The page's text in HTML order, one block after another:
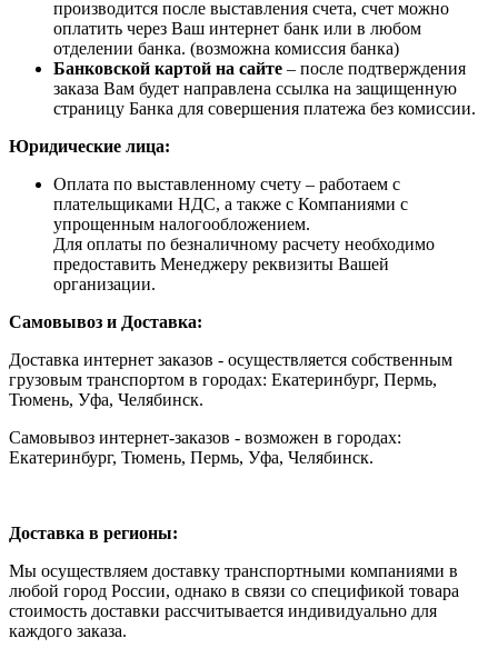
производится после выставления счета, счет можно
оплатить через Ваш интернет банк или в любом
отделении банка. (возможна комиссия банка)
Банковской картой на сайте – после подтверждения
заказа Вам будет направлена ссылка на защищенную
страницу Банка для совершения платежа без комиссии.
Юридические лица:
Оплата по выставленному счету – работаем с
плательщиками НДС, а также с Компаниями с
упрощенным налогообложением.
Для оплаты по безналичному расчету необходимо
предоставить Менеджеру реквизиты Вашей
организации.
Самовывоз и Доставка:
Доставка интернет заказов - осуществляется собственным
грузовым транспортом в городах: Екатеринбург, Пермь,
Тюмень, Уфа, Челябинск.
Самовывоз интернет-заказов - возможен в городах:
Екатеринбург, Тюмень, Пермь, Уфа, Челябинск.
Доставка в регионы:
Мы осуществляем доставку транспортными компаниями в
любой город России, однако в связи со спецификой товара
стоимость доставки рассчитывается индивидуально для
каждого заказа.